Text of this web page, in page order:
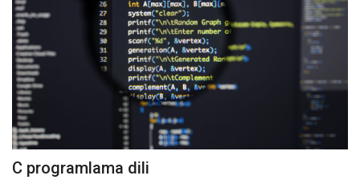
C programlama dili